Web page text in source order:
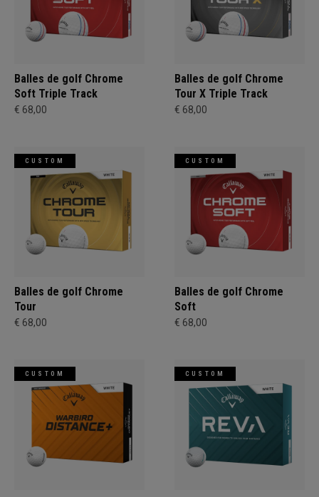
Balles de golf Chrome
Soft Triple Track
€ 68,00
Balles de golf Chrome
Tour X Triple Track
€ 68,00
CUSTOM
Balles de golf Chrome
Tour
€ 68,00
CUSTOM
Balles de golf Chrome
Soft
€ 68,00
CUSTOM CUSTOM